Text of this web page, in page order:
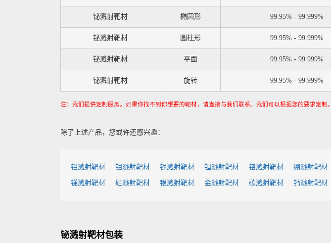
铋溅射靶材 椭圆形 99.95% - 99.999%
铋溅射靶材 圆柱形 99.95% - 99.999%
铋溅射靶材 平面 99.95% - 99.999%
铋溅射靶材 旋转 99.95% - 99.999%
注：我们提供定制服务。如果你找不到你想要的靶材，请直接与我们联系。我们可以根据您的要求定制。
除了上述产品，您或许还感兴趣：
铝溅射靶材 钼溅射靶材 铌溅射靶材 钽溅射靶材 铬溅射靶材 硼溅射靶材
锑溅射靶材 硅溅射靶材 银溅射靶材 金溅射靶材 碳溅射靶材 钙溅射靶材
铋溅射靶材包装